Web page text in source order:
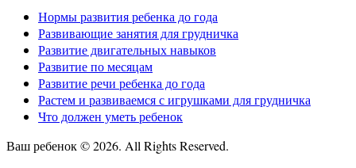
Нормы развития ребенка до года
Развивающие занятия для грудничка
Развитие двигательных навыков
Развитие по месяцам
Развитие речи ребенка до года
Растем и развиваемся с игрушками для грудничка
Что должен уметь ребенок
Ваш ребенок © 2026. All Rights Reserved.